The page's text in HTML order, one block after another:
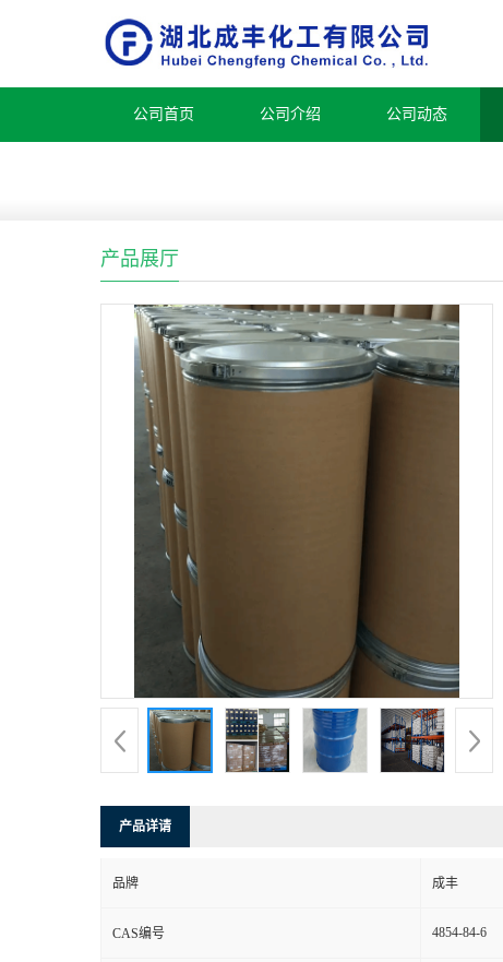
公司首页 公司介绍 公司动态
产品展厅
产品详请
品牌 成丰
CAS编号 4854-84-6